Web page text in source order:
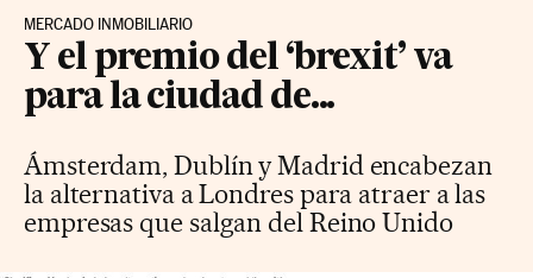
MERCADO INMOBILIARIO
Y el premio del ‘brexit’ va
para la ciudad de...
Ámsterdam, Dublín y Madrid encabezan
la alternativa a Londres para atraer a las
empresas que salgan del Reino Unido